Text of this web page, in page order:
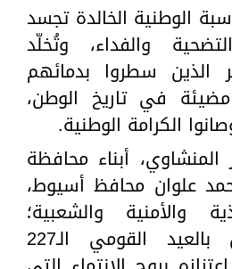
الوطنية الخالدة تجسد
والفداء، وتُخلّد
الذين سطروا بدمائهم
في تاريخ الوطن،
الكرامة الوطنية.
أبناء محافظة
علوان محافظ أسيوط،
والأمنية والشعبية؛
بمناسبة الاحتفال بالعيد القومي الـ227